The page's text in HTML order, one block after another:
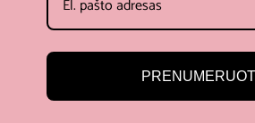
PRENUMERUOTI